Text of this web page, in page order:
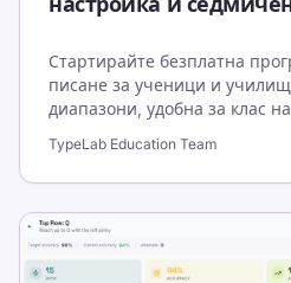
Стартирайте безплатна
писане за ученици и
диапазони, удобна за клас
TypeLab Education Team